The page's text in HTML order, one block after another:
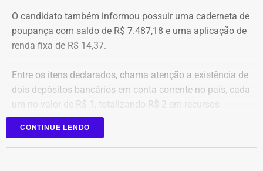
O candidato também informou possuir uma caderneta de
poupança com saldo de R$ 7.487,18 e uma aplicação de
renda fixa de R$ 14,37.
Entre os itens declarados, chama atenção a existência de
dois depósitos bancários em conta corrente no país, cada
um no valor de R$ 1, totalizando R$ 2 em recursos
mantidos em contas correntes.
A tenente-coronel da Polícia Militar Erigreyce Monteiro
CONTINUE LENDO